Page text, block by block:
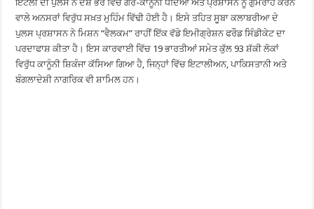
ਇਟਲੀ ਦੀ ਪੁਲਸ ਨੇ ਦੇਸ਼ ਭਰ ਵਿੱਚ ਗੈਰ-ਕਾਨੂੰਨੀ ਧੰਦਿਆਂ ਅਤੇ ਪ੍ਰਸ਼ਾਸਨ ਨੂੰ ਗੁੰਮਰਾਹ ਕਰਨ
ਵਾਲੇ ਅਨਸਰਾਂ ਵਿਰੁੱਧ ਸਖ਼ਤ ਮੁਹਿੰਮ ਵਿੱਢੀ ਹੋਈ ਹੈ। ਇਸੇ ਤਹਿਤ ਸੂਬਾ ਕਲਾਬਰੀਆ ਦੇ
ਪੁਲਸ ਪ੍ਰਸ਼ਾਸਨ ਨੇ ਮਿਸ਼ਨ “ਵੈਲਕਮ” ਰਾਹੀਂ ਇੱਕ ਵੱਡੇ ਇਮੀਗ੍ਰੇਸ਼ਨ ਫਰੌਡ ਸਿੰਡੀਕੇਟ ਦਾ
ਪਰਦਾਫਾਸ਼ ਕੀਤਾ ਹੈ। ਇਸ ਕਾਰਵਾਈ ਵਿੱਚ 19 ਭਾਰਤੀਆਂ ਸਮੇਤ ਕੁੱਲ 93 ਸ਼ੱਕੀ ਲੋਕਾਂ
ਵਿਰੁੱਧ ਕਾਨੂੰਨੀ ਸ਼ਿਕੰਜਾ ਕੱਸਿਆ ਗਿਆ ਹੈ, ਜਿਨ੍ਹਾਂ ਵਿੱਚ ਇਟਾਲੀਅਨ, ਪਾਕਿਸਤਾਨੀ ਅਤੇ
ਬੰਗਲਾਦੇਸ਼ੀ ਨਾਗਰਿਕ ਵੀ ਸ਼ਾਮਿਲ ਹਨ।